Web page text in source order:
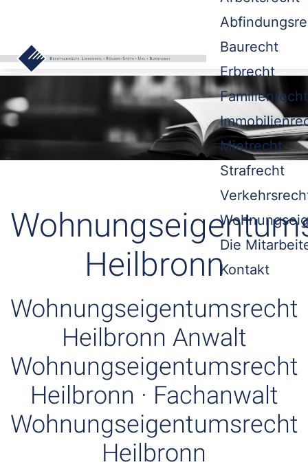
Baurecht
Erbrecht
Familienrecht
Mietrecht
Strafrecht
Die
Kontakt
Heilbronn
Wohnungseigentumsrecht
Heilbronn Anwalt
Wohnungseigentumsrecht
Heilbronn · Fachanwalt
Wohnungseigentumsrecht
Heilbronn